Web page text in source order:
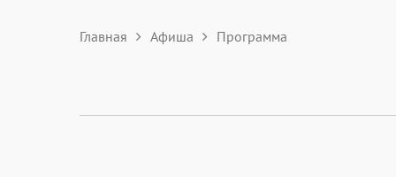
Главная Афиша Программа